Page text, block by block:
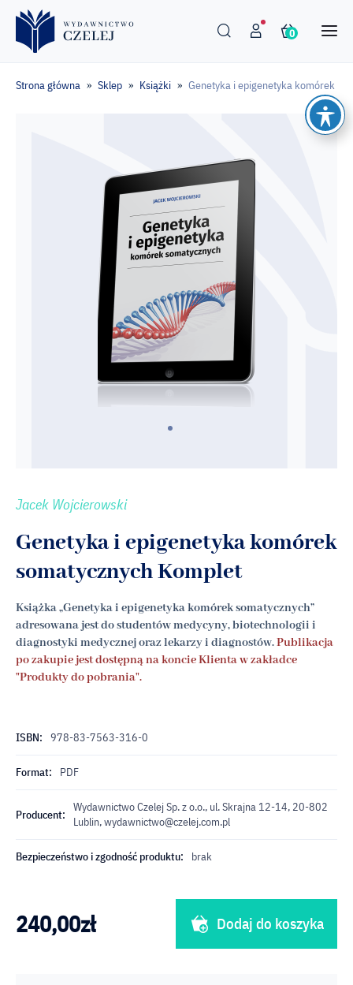
0
Strona główna » Sklep » Książki » Genetyka i epigenetyka komórek
Jacek Wojcierowski
Genetyka i epigenetyka komórek
somatycznych Komplet
Książka „Genetyka i epigenetyka komórek somatycznych”
adresowana jest do studentów medycyny, biotechnologii i
diagnostyki medycznej oraz lekarzy i diagnostów.Publikacja
po zakupie jest dostępną na koncie Klienta w zakładce
"Produkty do pobrania".
ISBN: 978-83-7563-316-0
Format: PDF
Producent:
Wydawnictwo Czelej Sp. z o.o., ul. Skrajna 12-14, 20-802
Lublin,wydawnictwo@czelej.com.pl
Bezpieczeństwo i zgodność produktu: brak
240,00zł Dodaj do koszyka